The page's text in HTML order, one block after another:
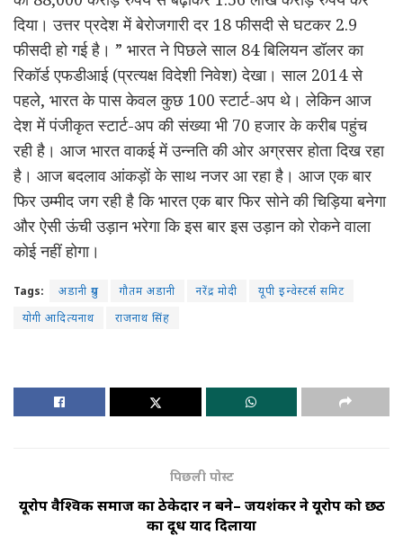
दिया। उत्तर प्रदेश में बेरोजगारी दर 18 फीसदी से घटकर 2.9
फीसदी हो गई है। ” भारत ने पिछले साल 84 बिलियन डॉलर का
रिकॉर्ड एफडीआई (प्रत्यक्ष विदेशी निवेश) देखा। साल 2014 से
पहले, भारत के पास केवल कुछ 100 स्टार्ट-अप थे। लेकिन आज
देश में पंजीकृत स्टार्ट-अप की संख्या भी 70 हजार के करीब पहुंच
रही है। आज भारत वाकई में उन्नति की ओर अग्रसर होता दिख रहा
है। आज बदलाव आंकड़ों के साथ नजर आ रहा है। आज एक बार
फिर उम्मीद जग रही है कि भारत एक बार फिर सोने की चिड़िया बनेगा
और ऐसी ऊंची उड़ान भरेगा कि इस बार इस उड़ान को रोकने वाला
कोई नहीं होगा।
Tags: अडानी ग्रुप गौतम अडानी नरेंद्र मोदी
यूपी इन्वेस्टर्स समिट
योगी आदित्यनाथ
राजनाथ सिंह
पिछली पोस्ट
यूरोप वैश्विक समाज का ठेकेदार न बने– जयशंकर ने यूरोप को छठी
का दूध याद दिलाया